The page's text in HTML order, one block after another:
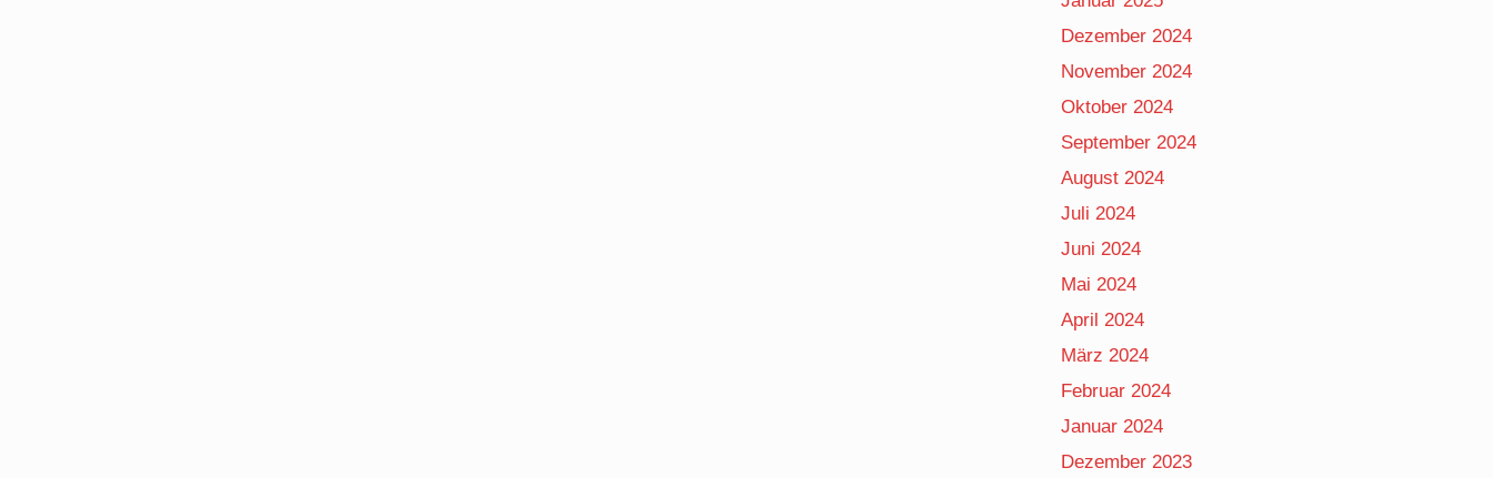
Dezember 2024
November 2024
Oktober 2024
September 2024
August 2024
Juli 2024
Juni 2024
Mai 2024
April 2024
März 2024
Februar 2024
Januar 2024
Dezember 2023